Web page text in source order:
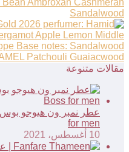
مقالات متنوعة
for men
10 أغسطس، 2021